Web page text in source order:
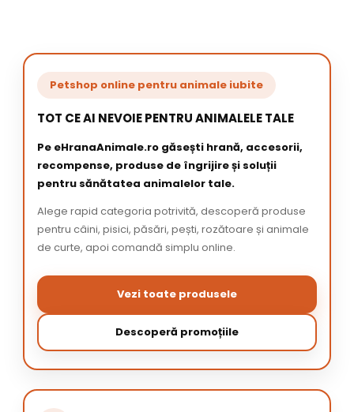
Petshop online pentru animale iubite
TOT CE AI NEVOIE PENTRU ANIMALELE TALE
Pe eHranaAnimale.ro găsești hrană, accesorii,
recompense, produse de îngrijire și soluții
pentru sănătatea animalelor tale.
Alege rapid categoria potrivită, descoperă produse
pentru câini, pisici, păsări, pești, rozătoare și animale
de curte, apoi comandă simplu online.
Vezi toate produsele
Descoperă promoțiile